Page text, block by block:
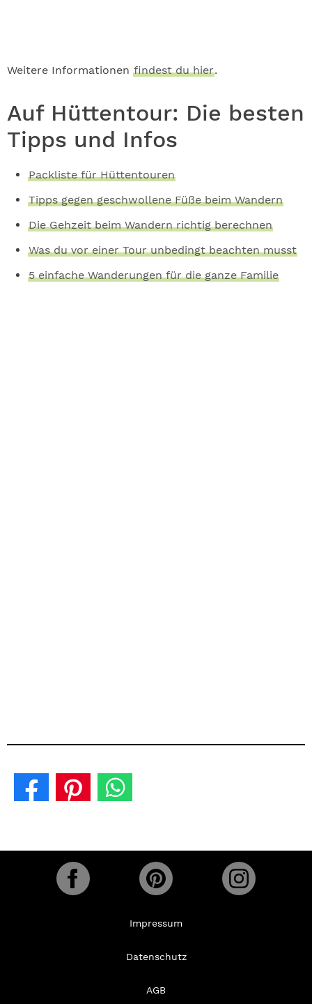
Weitere Informationen findest du hier.
Auf Hüttentour: Die besten
Tipps und Infos
Packliste für Hüttentouren
Tipps gegen geschwollene Füße beim Wandern
Die Gehzeit beim Wandern richtig berechnen
Was du vor einer Tour unbedingt beachten musst
5 einfache Wanderungen für die ganze Familie
Impressum
Datenschutz
AGB